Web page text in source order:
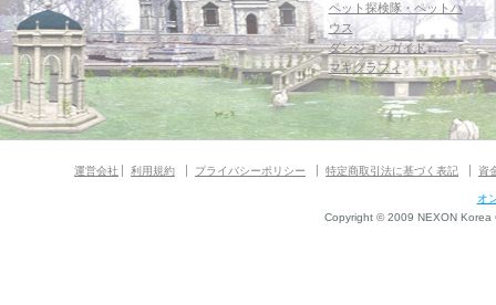
ペット探検隊・ペットハ
ウス
ダンジョンガイド
マギグラフィ
運営会社 利用規約 プライバシーポリシー 特定商取引法に基づく表記 資
オ
Copyright © 2009 NEXON Korea